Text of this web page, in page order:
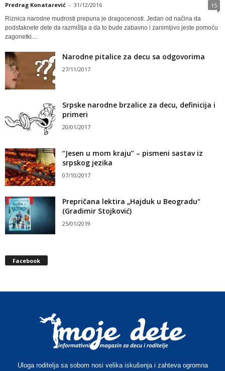
Predrag Konatarević - 31/12/2016 15
Riznica narodne mudrosti prepuna je dragocenosti. Jedan od načina da
podstaknete dete da razmišlja a da to bude zabavno i zanimljivo jeste pomoću
zagonetki....
Narodne pitalice za decu sa odgovorima
27/11/2017
Srpske narodne brzalice za decu, definicija i
primeri
20/01/2017
“Jesen u mom kraju” – pismeni sastav iz
srpskog jezika
07/10/2017
Prepričana lektira „Hajduk u Beogradu“
(Gradimir Stojković)
25/01/2019
Facebook
Uloga roditelja sa sobom nosi velika iskušenja i zahteva ogromna